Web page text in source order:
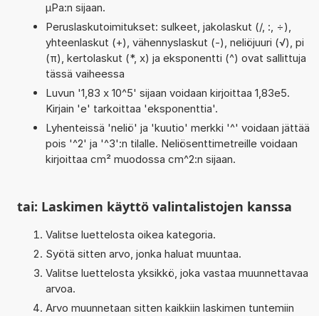
µPa:n sijaan.
Peruslaskutoimitukset: sulkeet, jakolaskut (/, :, ÷),
yhteenlaskut (+), vähennyslaskut (-), neliöjuuri (√), pi
(π), kertolaskut (*, x) ja eksponentti (^) ovat sallittuja
tässä vaiheessa
Luvun '1,83 x 10^5' sijaan voidaan kirjoittaa 1,83e5.
Kirjain 'e' tarkoittaa 'eksponenttia'.
Lyhenteissä 'neliö' ja 'kuutio' merkki '^' voidaan jättää
pois '^2' ja '^3':n tilalle. Neliösenttimetreille voidaan
kirjoittaa cm² muodossa cm^2:n sijaan.
tai: Laskimen käyttö valintalistojen kanssa
Valitse luettelosta oikea kategoria.
Syötä sitten arvo, jonka haluat muuntaa.
Valitse luettelosta yksikkö, joka vastaa muunnettavaa
arvoa.
Arvo muunnetaan sitten kaikkiin laskimen tuntemiin